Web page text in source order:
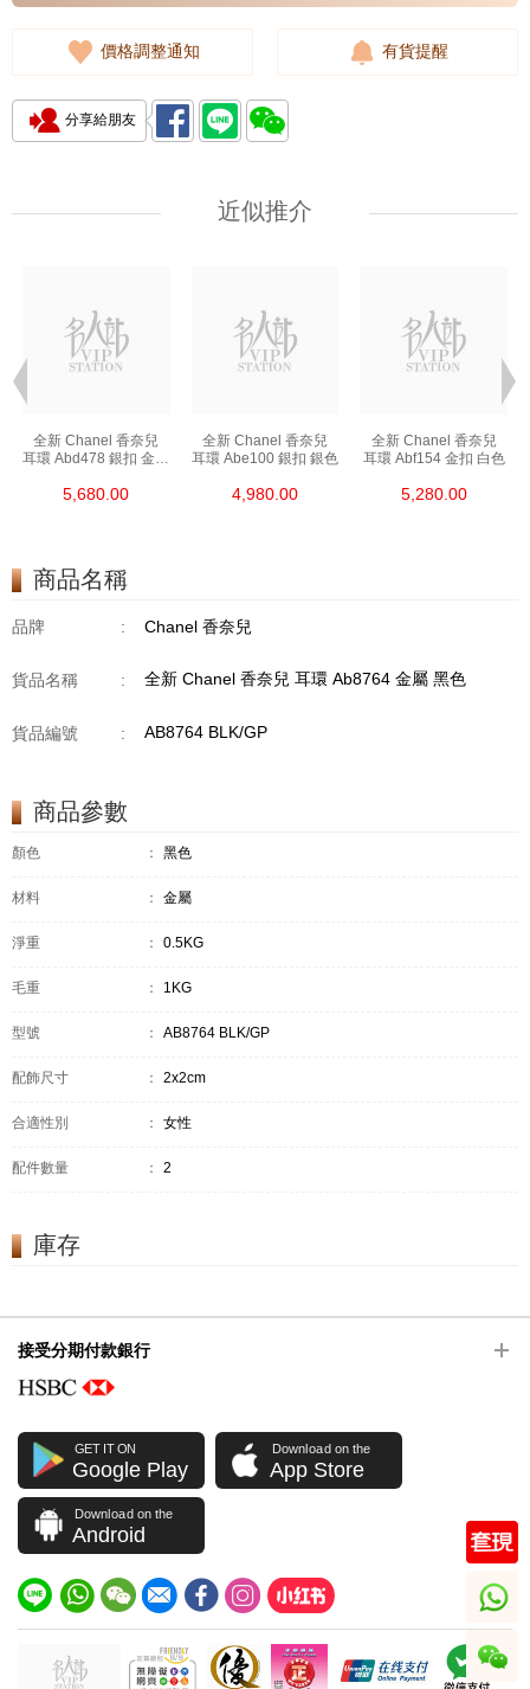
價格調整通知 有貨提醒
分享給朋友
近似推介
全新 Chanel 香奈兒
耳環 Abd478 銀扣 金屬
5,680.00
全新 Chanel 香奈兒
耳環 Abe100 銀扣 銀色
4,980.00
全新 Chanel 香奈兒
耳環 Abf154 金扣 白色
5,280.00
商品名稱
品牌 : Chanel 香奈兒
貨品名稱 : 全新 Chanel 香奈兒 耳環 Ab8764 金屬 黑色
貨品編號 : AB8764 BLK/GP
商品參數
顏色 ： 黑色
材料 ： 金屬
淨重 ： 0.5KG
毛重 ： 1KG
型號 ： AB8764 BLK/GP
配飾尺寸 ： 2x2cm
合適性別 ： 女性
配件數量 ： 2
庫存
接受分期付款銀行
GET IT ON
Google Play
Download on the
App Store
Download on the
Android
whatsapp